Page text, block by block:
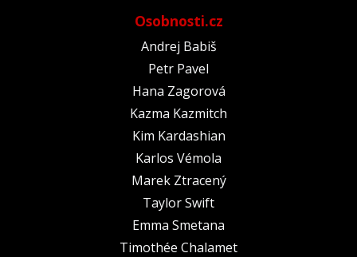
Osobnosti.cz
Andrej Babiš
Petr Pavel
Hana Zagorová
Kazma Kazmitch
Kim Kardashian
Karlos Vémola
Marek Ztracený
Taylor Swift
Emma Smetana
Timothée Chalamet